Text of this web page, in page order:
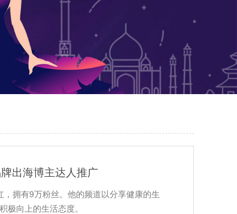
出海博主达人推广
拥有9万粉丝。他的频道以分享健康的生
极向上的生活态度。